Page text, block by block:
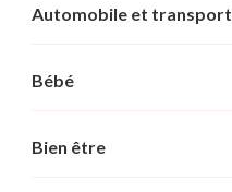
Automobile et transport
Bébé
Bien être